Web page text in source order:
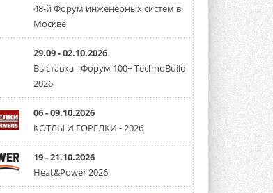
48-й Форум инженерных систем в
Москве
29.09 - 02.10.2026
Выставка - Форум 100+ TechnoBuild
2026
06 - 09.10.2026
КОТЛЫ И ГОРЕЛКИ - 2026
19 - 21.10.2026
Heat&Power 2026